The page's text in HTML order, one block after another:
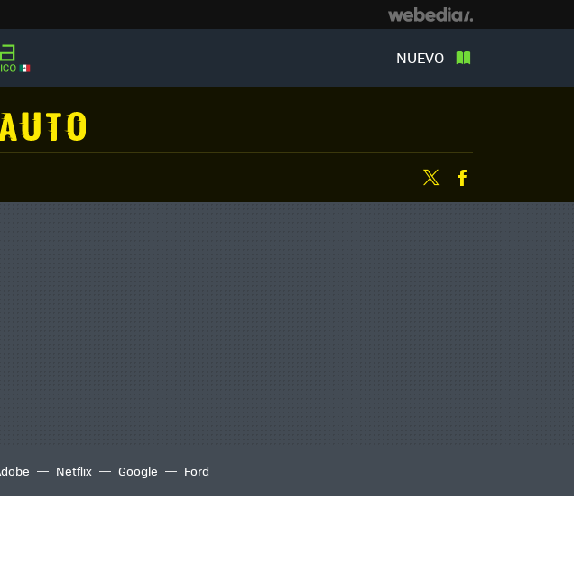
NUEVO
Twitter
Netflix Google Ford